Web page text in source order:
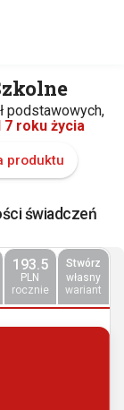
podstawowych,
7 roku życia
produktu
świadczeń
193.5
PLN
rocznie
Stwórz
własny
wariant